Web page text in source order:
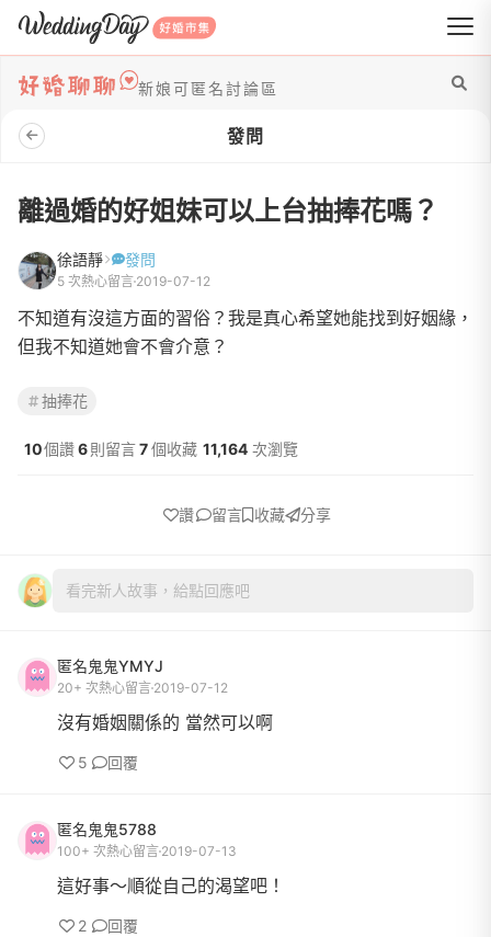
WeddingDay 好婚市集
新娘可匿名討論區
發問
離過婚的好姐妹可以上台抽捧花嗎？
徐語靜 發問
5 次熱心留言 2019-07-12
不知道有沒這方面的習俗？我是真心希望她能找到好姻緣，
但我不知道她會不會介意？
抽捧花
10個讚6 則留言7個收藏 11,164 次瀏覽
讚 留言 收藏 分享
看完新人故事，給點回應吧
匿名鬼鬼YMYJ
20+ 次熱心留言 2019-07-12
沒有婚姻關係的 當然可以啊
5 回覆
匿名鬼鬼5788
100+ 次熱心留言 2019-07-13
這好事～順從自己的渴望吧！
2 回覆